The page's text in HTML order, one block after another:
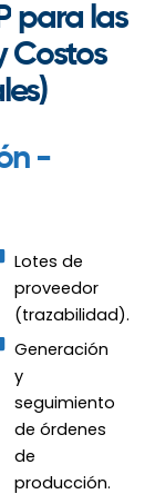
para las
Costos
-
Lotes de
proveedor
(trazabilidad).
Generación
y
seguimiento
de órdenes
de
producción.